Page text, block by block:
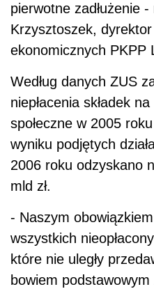
pierwotne zadłużenie
Krzysztoszek,
ekonomicznych PKPP
Według danych ZUS
niepłacenia składek
społeczne w 2005
wyniku podjętych
2006 roku odzyskano
mld zł.
- Naszym
wszystkich
które nie uległy
bowiem